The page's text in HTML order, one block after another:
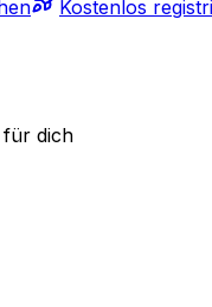
Kostenlos
für dich